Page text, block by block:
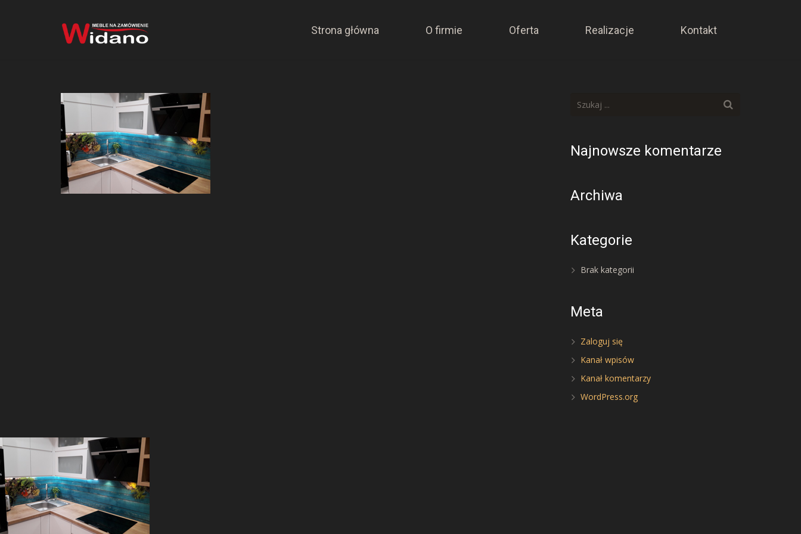
Strona główna O firmie Oferta Realizacje Kontakt
Najnowsze komentarze
Archiwa
Kategorie
Brak kategorii
Meta
Zaloguj się
Kanał wpisów
Kanał komentarzy
WordPress.org